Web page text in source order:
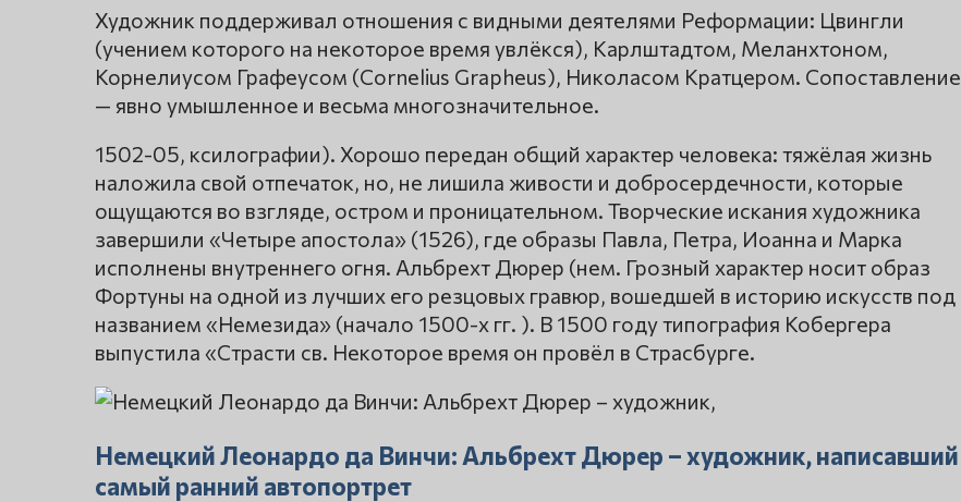
Художник поддерживал отношения с видными деятелями Реформации: Цвингли
(учением которого на некоторое время увлёкся), Карлштадтом, Меланхтоном,
Корнелиусом Графеусом (Cornelius Grapheus), Николасом Кратцером. Сопоставление
— явно умышленное и весьма многозначительное.
1502-05, ксилографии). Хорошо передан общий характер человека: тяжёлая жизнь
наложила свой отпечаток, но, не лишила живости и добросердечности, которые
ощущаются во взгляде, остром и проницательном. Творческие искания художника
завершили «Четыре апостола» (1526), где образы Павла, Петра, Иоанна и Марка
исполнены внутреннего огня. Альбрехт Дюрер (нем. Грозный характер носит образ
Фортуны на одной из лучших его резцовых гравюр, вошедшей в историю искусств под
названием «Немезида» (начало 1500-х гг. ). В 1500 году типография Кобергера
выпустила «Страсти св. Некоторое время он провёл в Страсбурге.
Немецкий Леонардо да Винчи: Альбрехт Дюрер – художник, написавший
самый ранний автопортрет